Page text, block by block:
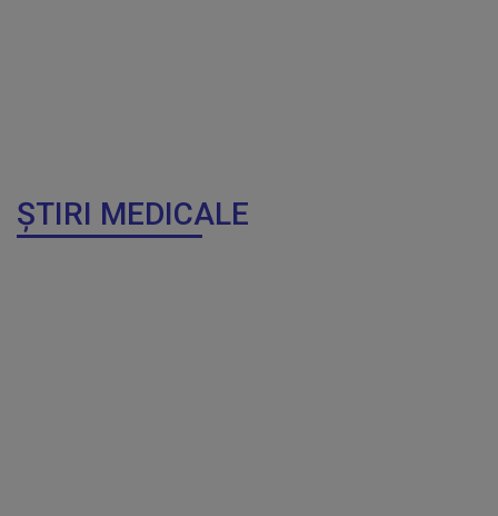
ȘTIRI MEDICALE